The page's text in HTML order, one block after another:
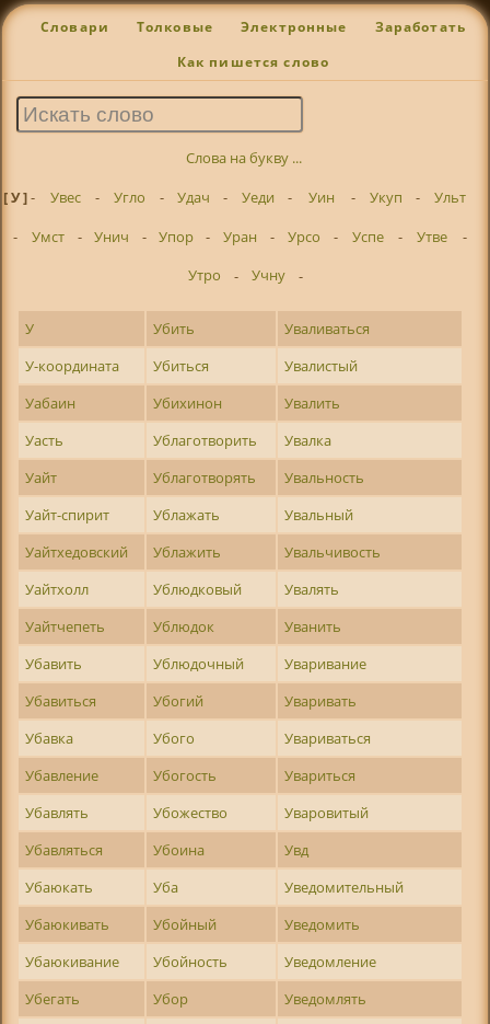
Словари Толковые Электронные Заработать
Как пишется слово
Слова на букву ...
[ У ]- Увес - Угло - Удач - Уеди - Уин - Укуп -
Ульт
-
Умст - Унич - Упор - Уран - Урсо - Успе - Утве
-
Утро
- Учну -
У Убить
Уваливаться
У-координата
Убиться
Увалистый
Уабаин
Убихинон
Увалить
Уасть
Ублаготворить
Увалка
Уайт
Ублаготворять
Увальность
Уайт-спирит
Ублажать
Увальный
Уайтхедовский
Ублажить
Увальчивость
Уайтхолл
Ублюдковый
Увалять
Уайтчепеть
Ублюдок
Уванить
Убавить
Ублюдочный
Уваривание
Убавиться
Убогий
Уваривать
Убавка
Убого
Увариваться
Убавление
Убогость
Увариться
Убавлять
Убожество
Уваровитый
Убавляться
Убоина
Увд
Убаюкать
Уба
Уведомительный
Убаюкивать
Убойный
Уведомить
Убаюкивание
Убойность
Уведомление
Убегать
Убор
Уведомлять